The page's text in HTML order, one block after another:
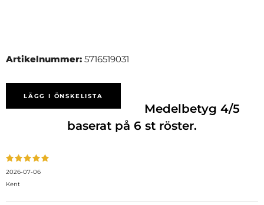
Artikelnummer: 5716519031
LÄGG I ÖNSKELISTA
Medelbetyg4/5
baserat på 6 st röster.
2026-07-06
Kent